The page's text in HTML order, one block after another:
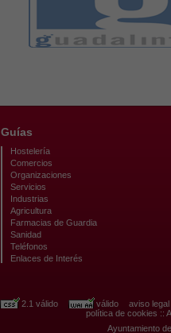
Guías
Hostelería
Comercios
Organizaciones
Servicios
Industrias
Agricultura
Farmacias de Guardia
Sanidad
Teléfonos
Enlaces de Interés
2.1 válido válido aviso legal
política de cookies ::
Ayuntamiento